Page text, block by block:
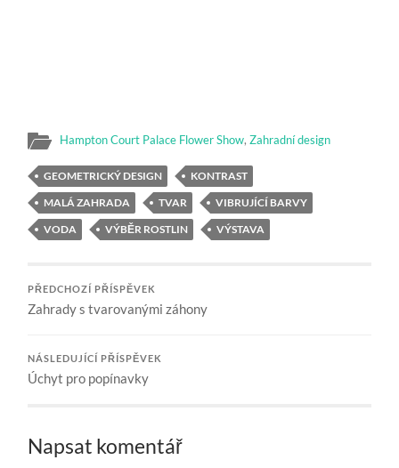
Hampton Court Palace Flower Show,Zahradní design
GEOMETRICKÝ DESIGN
KONTRAST
MALÁ ZAHRADA
TVAR
VIBRUJÍCÍ BARVY
VODA
VÝBĚR ROSTLIN VÝSTAVA
PŘEDCHOZÍ PŘÍSPĚVEK
Zahrady s tvarovanými záhony
NÁSLEDUJÍCÍ PŘÍSPĚVEK
Úchyt pro popínavky
Napsat komentář